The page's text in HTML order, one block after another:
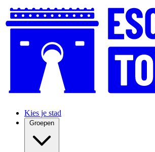
Kies je stad
Groepen